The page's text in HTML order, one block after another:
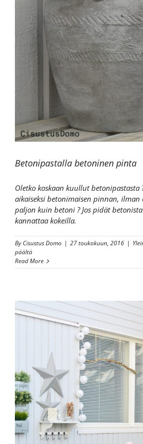
Betonipastalla betoninen pinta
Oletko koskaan kuullut betonipastasta
aikaiseksi betonimaisen pinnan, ilman
paljon kuin betoni ? Jos pidät
kannattaa kokeilla.
By Cisustus Domo | 27 toukokuun, 2016 |
päältäartikkelissa
Betonipastalla
betoninen
Read More